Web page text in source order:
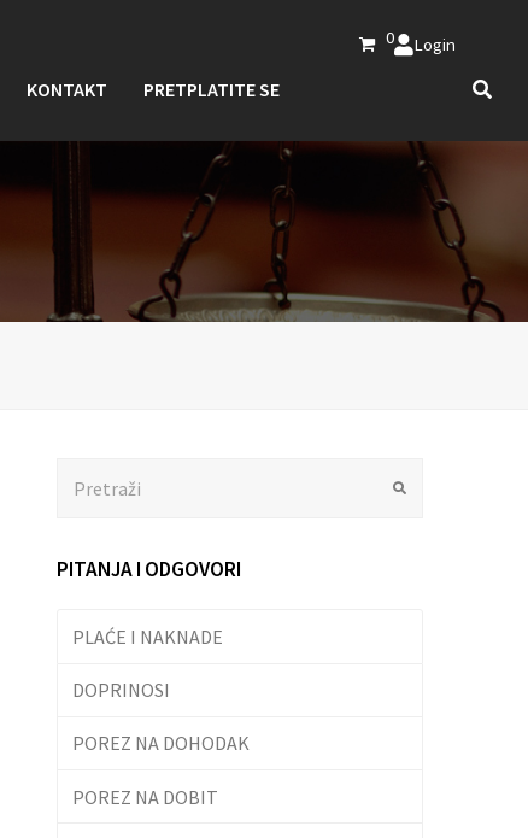
0 Login
KONTAKT PRETPLATITE SE
PITANJA I ODGOVORI
PLAĆE I NAKNADE
DOPRINOSI
POREZ NA DOHODAK
POREZ NA DOBIT